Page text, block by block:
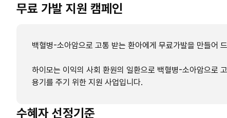
무료 가발 지원 캠페인
백혈병-소아암으로 고통 받는 환아에게 무료가발을 만들어
하이모는 이익의 사회 환원의 일환으로 백혈병-소아암으로
용기를 주기 위한 지원 사업입니다.
수혜자 선정기준